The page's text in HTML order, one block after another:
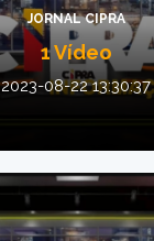
JORNAL CIPRA
1 Vídeo
2023-08-22 13:30:37